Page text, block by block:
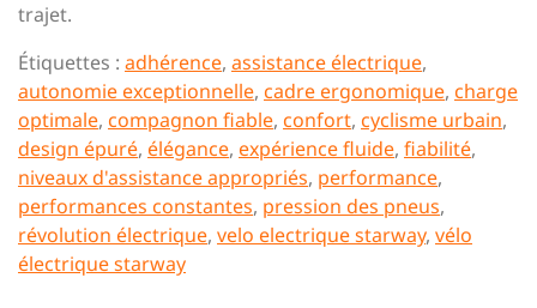
trajet.
Étiquettes : adhérence, assistance électrique,
autonomie exceptionnelle, cadre ergonomique, charge
optimale, compagnon fiable, confort, cyclisme urbain,
design épuré, élégance, expérience fluide, fiabilité,
niveaux d'assistance appropriés, performance,
performances constantes, pression des pneus,
révolution électrique, velo electrique starway, vélo
électrique starway